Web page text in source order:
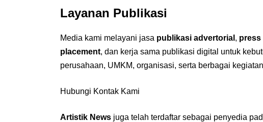
Layanan Publikasi
Media kami melayani jasa publikasi advertorial , press
placement, dan kerja sama publikasi digital untuk
perusahaan, UMKM, organisasi, serta berbagai
Hubungi Kontak Kami
Artistik Newsjuga telah terdaftar sebagai penyedia